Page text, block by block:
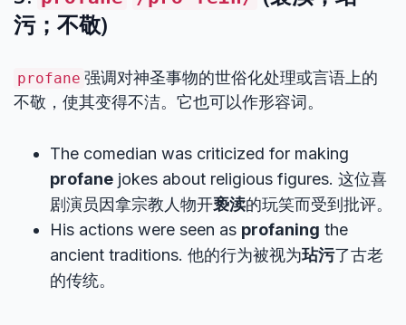
污；不敬)
profane 强调对神圣事物的世俗化处理或言语上的
不敬，使其变得不洁。它也可以作形容词。
The comedian was criticized for making
profane jokes about religious figures. 这位喜
剧演员因拿宗教人物开亵渎的玩笑而受到批评。
His actions were seen as profaning the
ancient traditions. 他的行为被视为玷污了古老
的传统。